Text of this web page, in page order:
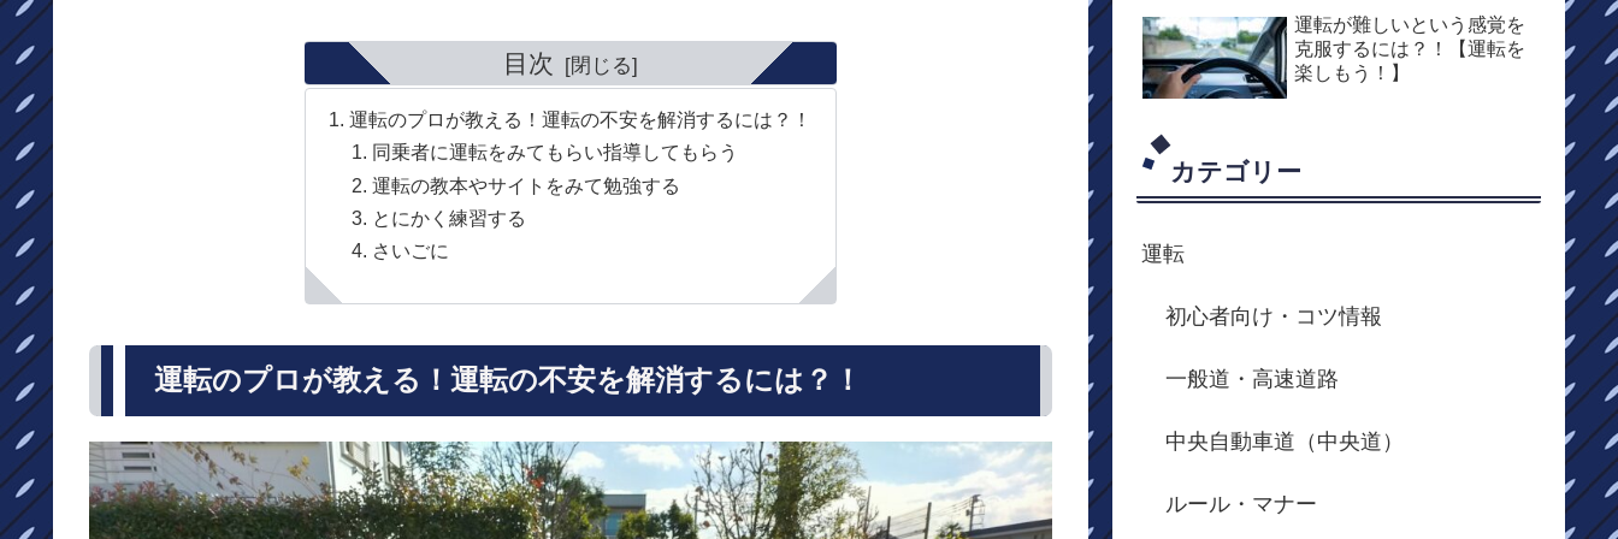
目次
運転のプロが教える！運転の不安を解消するには？！
同乗者に運転をみてもらい指導してもらう
運転の教本やサイトをみて勉強する
とにかく練習する
さいごに
運転のプロが教える！運転の不安を解消するには？！
運転が難しいという感覚を
克服するには？！【運転を
楽しもう！】
カテゴリー
運転
初心者向け・コツ情報
一般道・高速道路
中央自動車道（中央道）
ルール・マナー